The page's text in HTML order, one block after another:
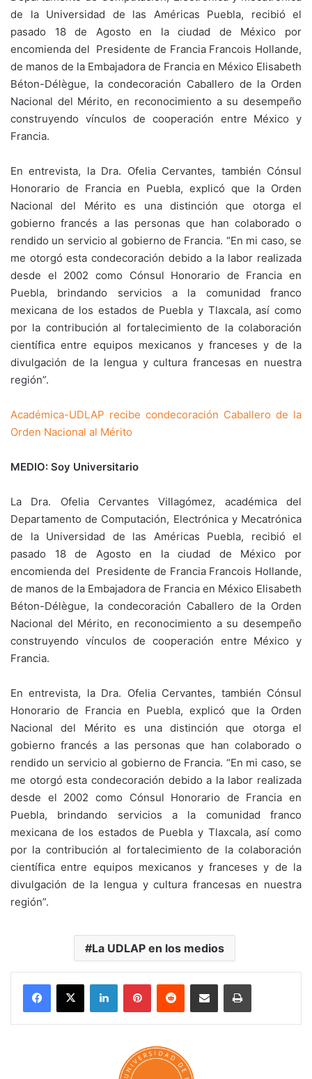
de la Universidad de las Américas Puebla, recibió el
pasado 18 de Agosto en la ciudad de México por
encomienda del Presidente de Francia Francois Hollande,
de manos de la Embajadora de Francia en México Elisabeth
Béton-Délègue, la condecoración Caballero de la Orden
Nacional del Mérito, en reconocimiento a su desempeño
construyendo vínculos de cooperación entre México y
Francia.
En entrevista, la Dra. Ofelia Cervantes, también Cónsul
Honorario de Francia en Puebla, explicó que la Orden
Nacional del Mérito es una distinción que otorga el
gobierno francés a las personas que han colaborado o
rendido un servicio al gobierno de Francia. “En mi caso, se
me otorgó esta condecoración debido a la labor realizada
desde el 2002 como Cónsul Honorario de Francia en
Puebla, brindando servicios a la comunidad franco
mexicana de los estados de Puebla y Tlaxcala, así como
por la contribución al fortalecimiento de la colaboración
científica entre equipos mexicanos y franceses y de la
divulgación de la lengua y cultura francesas en nuestra
región”.
Académica-UDLAP recibe condecoración Caballero de la
Orden Nacional al Mérito
MEDIO: Soy Universitario
La Dra. Ofelia Cervantes Villagómez, académica del
Departamento de Computación, Electrónica y Mecatrónica
de la Universidad de las Américas Puebla, recibió el
pasado 18 de Agosto en la ciudad de México por
encomienda del Presidente de Francia Francois Hollande,
de manos de la Embajadora de Francia en México Elisabeth
Béton-Délègue, la condecoración Caballero de la Orden
Nacional del Mérito, en reconocimiento a su desempeño
construyendo vínculos de cooperación entre México y
Francia.
En entrevista, la Dra. Ofelia Cervantes, también Cónsul
Honorario de Francia en Puebla, explicó que la Orden
Nacional del Mérito es una distinción que otorga el
gobierno francés a las personas que han colaborado o
rendido un servicio al gobierno de Francia. “En mi caso, se
me otorgó esta condecoración debido a la labor realizada
desde el 2002 como Cónsul Honorario de Francia en
Puebla, brindando servicios a la comunidad franco
mexicana de los estados de Puebla y Tlaxcala, así como
por la contribución al fortalecimiento de la colaboración
científica entre equipos mexicanos y franceses y de la
divulgación de la lengua y cultura francesas en nuestra
región”.
La UDLAP en los medios
LinkedInPinterestReddit Share via Email Print